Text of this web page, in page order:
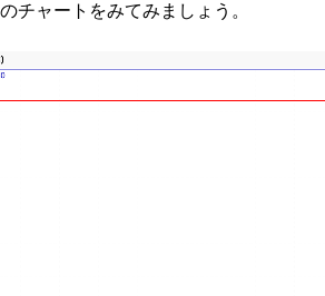
チャートをみてみましょう。